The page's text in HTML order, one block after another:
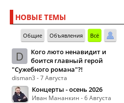
НОВЫЕ ТЕМЫ
Общие Объявления Всё
D
Кого люто ненавидит и
боится главный герой
"Сужебного романа"?!
disman3 - 7 Августа
Концерты - осень 2026
Иван Мананкин - 6 Августа